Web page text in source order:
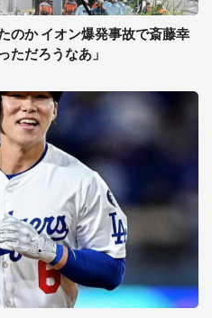
のか イオン爆発事故で斎藤幸
ただろうなあ」